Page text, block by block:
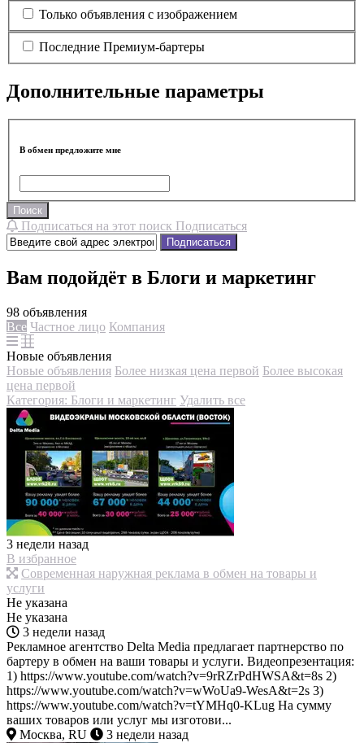
Только объявления с изображением
Последние Премиум-бартеры
Дополнительные параметры
В обмен предложите мне
Поиск
Подписаться на этот поиск Подписаться
Подписаться
Вам подойдёт в Блоги и маркетинг
98 объявления
Все Частное лицо Компания
Новые объявления
Новые объявления Более низкая цена первой Более высокая
цена первой
Категория: Блоги и маркетинг Удалить все
3 недели назад
В избранное
Современная наружная реклама в обмен на товары и
услуги
Не указана
Не указана
3 недели назад
Рекламное агентство Delta Media предлагает партнерство по
бартеру в обмен на ваши товары и услуги. Видеопрезентация:
1) https://www.youtube.com/watch?v=9rRZrPdHWSA&t=8s 2)
https://www.youtube.com/watch?v=wWoUa9-WesA&t=2s 3)
https://www.youtube.com/watch?v=tYMHq0-KLug На сумму
ваших товаров или услуг мы изготови...
Москва, RU
3 недели назад